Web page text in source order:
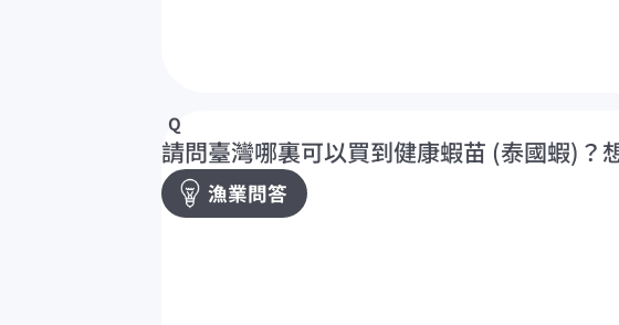
請問臺灣哪裏可以買到健康蝦苗 (泰國蝦)？
漁業問答